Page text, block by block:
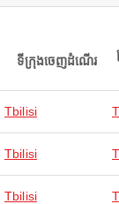
ទីក្រុងចេញដំណើរ
Tbilisi
Tbilisi
Tbilisi